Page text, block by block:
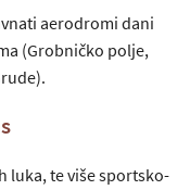
aerodromi dani
(Grobničko polje,
luka, te više sportsko-